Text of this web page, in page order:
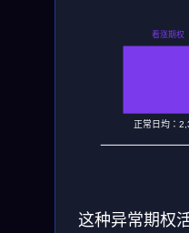
正常日均：
看涨期权
这种异常期权